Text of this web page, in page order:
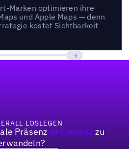
Marken optimieren ihre
und Apple Maps — denn
kostet Sichtbarkeit
LOSLEGEN
Präsenz in Umsatzzu